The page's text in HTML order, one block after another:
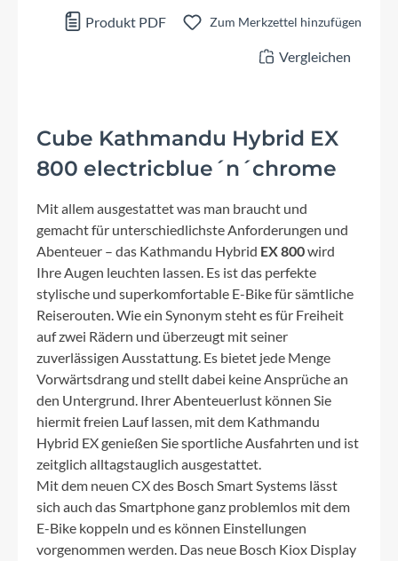
Produkt PDF Zum Merkzettel hinzufügen
Vergleichen
Cube Kathmandu Hybrid EX
800 electricblue´n´chrome
Mit allem ausgestattet was man braucht und
gemacht für unterschiedlichste Anforderungen und
Abenteuer – das Kathmandu Hybrid EX 800wird
Ihre Augen leuchten lassen. Es ist das perfekte
stylische und superkomfortable E-Bike für sämtliche
Reiserouten. Wie ein Synonym steht es für Freiheit
auf zwei Rädern und überzeugt mit seiner
zuverlässigen Ausstattung. Es bietet jede Menge
Vorwärtsdrang und stellt dabei keine Ansprüche an
den Untergrund. Ihrer Abenteuerlust können Sie
hiermit freien Lauf lassen, mit dem Kathmandu
Hybrid EX genießen Sie sportliche Ausfahrten und ist
zeitglich alltagstauglich ausgestattet.
Mit dem neuen CX des Bosch Smart Systems lässt
sich auch das Smartphone ganz problemlos mit dem
E-Bike koppeln und es können Einstellungen
vorgenommen werden. Das neue Bosch Kiox Display